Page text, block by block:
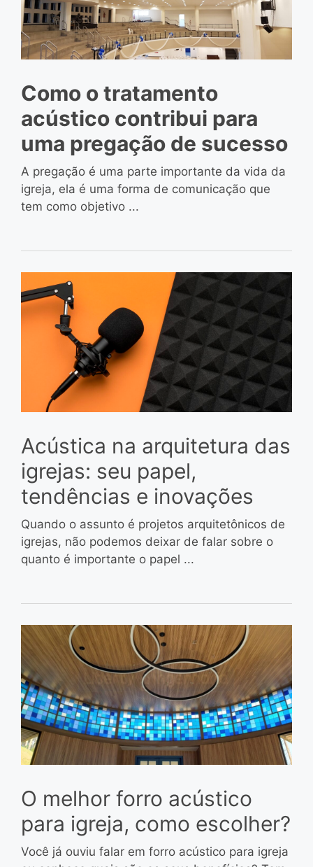
Como o tratamento
acústico contribui para
uma pregação de sucesso
A pregação é uma parte importante da vida da
igreja, ela é uma forma de comunicação que
tem como objetivo ...
Acústica na arquitetura das
igrejas: seu papel,
tendências e inovações
Quando o assunto é projetos arquitetônicos de
igrejas, não podemos deixar de falar sobre o
quanto é importante o papel ...
O melhor forro acústico
para igreja, como escolher?
Você já ouviu falar em forro acústico para igreja